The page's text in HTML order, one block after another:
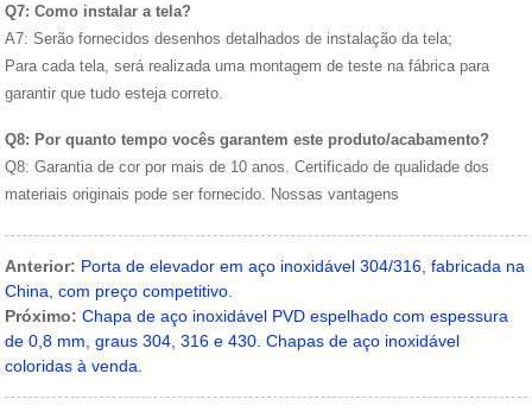
Q7: Como instalar a tela?
A7: Serão fornecidos desenhos detalhados de instalação da tela;
Para cada tela, será realizada uma montagem de teste na fábrica para
garantir que tudo esteja correto.
Q8: Por quanto tempo vocês garantem este produto/acabamento?
Q8: Garantia de cor por mais de 10 anos. Certificado de qualidade dos
materiais originais pode ser fornecido. Nossas vantagens
Anterior: Porta de elevador em aço inoxidável 304/316, fabricada na
China, com preço competitivo.
Próximo: Chapa de aço inoxidável PVD espelhado com espessura
de 0,8 mm, graus 304, 316 e 430. Chapas de aço inoxidável
coloridas à venda.